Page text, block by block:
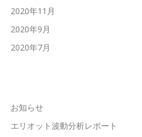
2020年11月
2020年9月
2020年7月
お知らせ
エリオット波動分析レポート